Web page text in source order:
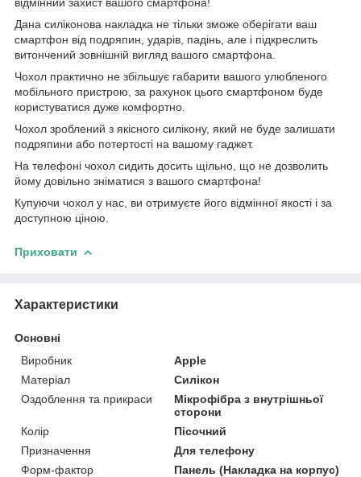
Дана силіконова накладка не тільки зможе оберігати ваш
смартфон від подряпин, ударів, падінь, але і підкреслить
витончений зовнішній вигляд вашого смартфона.
Чохол практично не збільшує габарити вашого улюбленого
мобільного пристрою, за рахунок цього смартфоном буде
користуватися дуже комфортно.
Чохол зроблений з якісного силікону, який не буде залишати
подряпини або потертості на вашому гаджет.
На телефоні чохол сидить досить щільно, що не дозволить
йому довільно зніматися з вашого смартфона!
Купуючи чохол у нас, ви отримуєте його відмінної якості і за
доступною ціною.
Приховати
Характеристики
Основні
Виробник
Apple
Матеріал
Силікон
Оздоблення та прикраси
Мікрофібра з внутрішньої
сторони
Колір
Пісочний
Призначення
Для телефону
Форм-фактор
Панель (Накладка на корпус)